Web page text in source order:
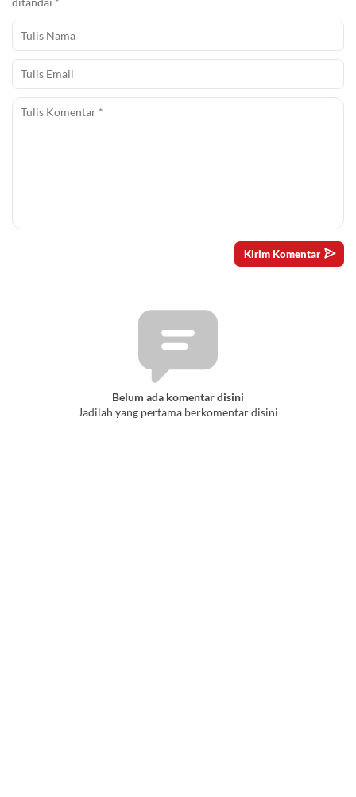
Belum ada komentar disini
Jadilah yang pertama berkomentar disini